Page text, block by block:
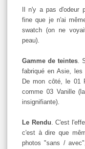
Il n'y a pas d'odeur
fine que je n'ai
swatch (on ne
peau).
Gamme de teintes.
fabriqué en Asie,
De mon côté, le 01
comme 03 Vanille
insignifiante).
Le Rendu. C'est
c'est à dire que
photos "sans /